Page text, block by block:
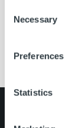
the Privacy
Find out more
and set your
We use cookies
provide social
Selection
Necessary
Preferences
Statistics